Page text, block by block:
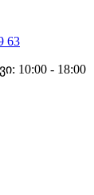
63
10:00 - 18:00